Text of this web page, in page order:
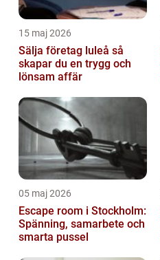
15 maj 2026
Sälja företag luleå så
skapar du en trygg och
lönsam affär
05 maj 2026
Escape room i Stockholm:
Spänning, samarbete och
smarta pussel